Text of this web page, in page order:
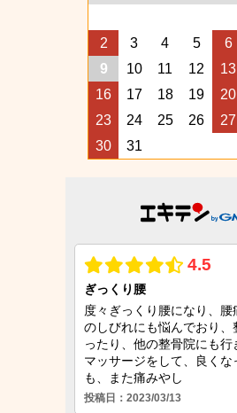
2
3 4 5 6
9
10 11 12 13
16
17 18 19 20
23
24 25 26 27
30
31